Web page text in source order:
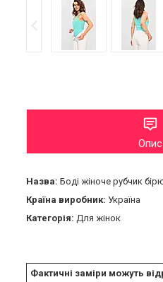
Опис
Назва: Боді жіноче рубчик
Країна виробник: Україна
Категорія: Для жінок
Фактичні заміри можуть